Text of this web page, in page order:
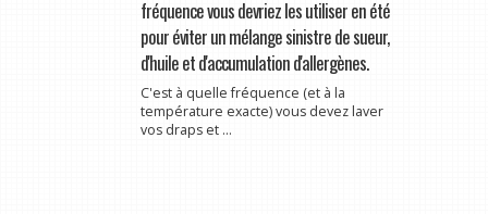
fréquence vous devriez les utiliser en été
pour éviter un mélange sinistre de sueur,
d'huile et d'accumulation d'allergènes.
C'est à quelle fréquence (et à la
température exacte) vous devez laver
vos draps et ...